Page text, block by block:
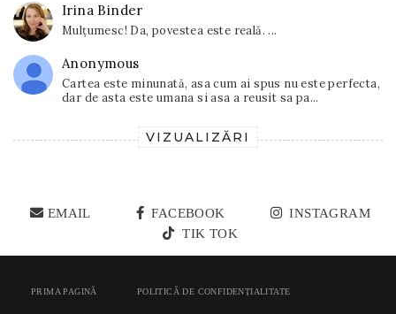
Irina Binder
Mulțumesc! Da, povestea este reală. ...
Anonymous
Cartea este minunată, asa cum ai spus nu este perfecta,
dar de asta este umana si asa a reusit sa pa...
VIZUALIZĂRI
EMAIL FACEBOOK
INSTAGRAM
TIK TOK
PRIMA PAGINĂ POLITICĂ DE CONFIDENȚIALITATE